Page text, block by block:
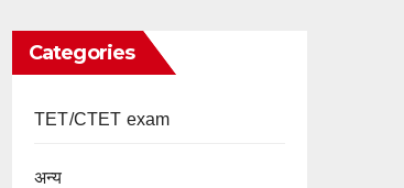
Categories
TET/CTET exam
अन्य